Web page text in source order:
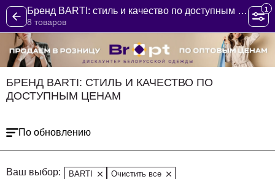
Бренд BARTI: стиль и качество по доступным ценам
8 товаров
1
БРЕНД BARTI: СТИЛЬ И КАЧЕСТВО ПО
ДОСТУПНЫМ ЦЕНАМ
По обновлению
Ваш выбор: BARTI Очистить все